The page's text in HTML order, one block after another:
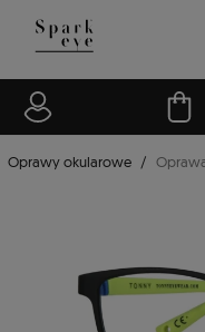
Oprawy okularowe